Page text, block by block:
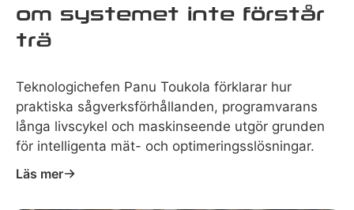
om systemet inte förstår
trä
Teknologichefen Panu Toukola förklarar hur
praktiska sågverksförhållanden, programvarans
långa livscykel och maskinseende utgör grunden
för intelligenta mät- och optimeringsslösningar.
Läs mer